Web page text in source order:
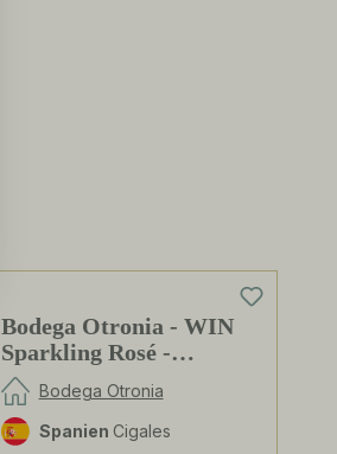
Bodega Otronia - WIN
Sparkling Rosé -
alkoholfrei
Bodega Otronia
Spanien Cigales